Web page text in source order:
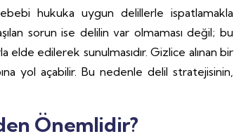
hukuka uygun delillerle ispatlamakla
sorun ise delilin var olmaması değil; bu
edilerek sunulmasıdır. Gizlice alınan bir
yol açabilir. Bu nedenle delil stratejisinin,
Önemlidir?